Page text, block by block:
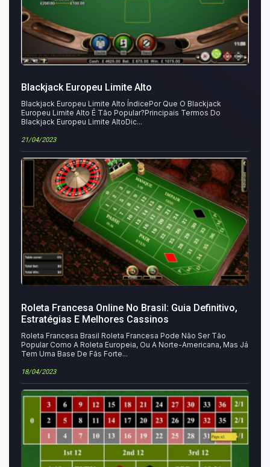
Blackjack Europeu Limite Alto
Blackjack Europeu Limite Alto ÍndicePor Que O Blackjack
Europeu Limite Alto É Tão Popular?Principais Termos Do
Blackjack Europeu Limite AltoDic...
21/04/2023
Roleta Francesa Online No Brasil: Guia Definitivo,
Estratégias E Melhores Cassinos
Roleta Francesa Brasil Roleta Francesa Pode Não Ser Tão
Popular Como A Roleta Europeia, Ou A Norte-Americana, Mas Já
Tem Uma Base De Fãs Forte...
18/04/2023